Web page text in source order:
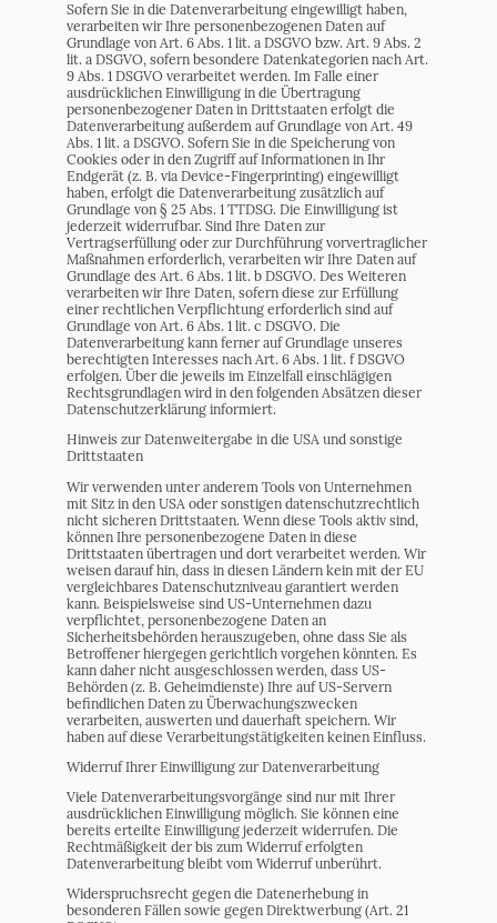
Sofern Sie in die Datenverarbeitung eingewilligt haben,
verarbeiten wir Ihre personenbezogenen Daten auf
Grundlage von Art. 6 Abs. 1 lit. a DSGVO bzw. Art. 9 Abs. 2
lit. a DSGVO, sofern besondere Datenkategorien nach Art.
9 Abs. 1 DSGVO verarbeitet werden. Im Falle einer
ausdrücklichen Einwilligung in die Übertragung
personenbezogener Daten in Drittstaaten erfolgt die
Datenverarbeitung außerdem auf Grundlage von Art. 49
Abs. 1 lit. a DSGVO. Sofern Sie in die Speicherung von
Cookies oder in den Zugriff auf Informationen in Ihr
Endgerät (z. B. via Device-Fingerprinting) eingewilligt
haben, erfolgt die Datenverarbeitung zusätzlich auf
Grundlage von § 25 Abs. 1 TTDSG. Die Einwilligung ist
jederzeit widerrufbar. Sind Ihre Daten zur
Vertragserfüllung oder zur Durchführung vorvertraglicher
Maßnahmen erforderlich, verarbeiten wir Ihre Daten auf
Grundlage des Art. 6 Abs. 1 lit. b DSGVO. Des Weiteren
verarbeiten wir Ihre Daten, sofern diese zur Erfüllung
einer rechtlichen Verpflichtung erforderlich sind auf
Grundlage von Art. 6 Abs. 1 lit. c DSGVO. Die
Datenverarbeitung kann ferner auf Grundlage unseres
berechtigten Interesses nach Art. 6 Abs. 1 lit. f DSGVO
erfolgen. Über die jeweils im Einzelfall einschlägigen
Rechtsgrundlagen wird in den folgenden Absätzen dieser
Datenschutzerklärung informiert.
Hinweis zur Datenweitergabe in die USA und sonstige
Drittstaaten
Wir verwenden unter anderem Tools von Unternehmen
mit Sitz in den USA oder sonstigen datenschutzrechtlich
nicht sicheren Drittstaaten. Wenn diese Tools aktiv sind,
können Ihre personenbezogene Daten in diese
Drittstaaten übertragen und dort verarbeitet werden. Wir
weisen darauf hin, dass in diesen Ländern kein mit der EU
vergleichbares Datenschutzniveau garantiert werden
kann. Beispielsweise sind US-Unternehmen dazu
verpflichtet, personenbezogene Daten an
Sicherheitsbehörden herauszugeben, ohne dass Sie als
Betroffener hiergegen gerichtlich vorgehen könnten. Es
kann daher nicht ausgeschlossen werden, dass US-
Behörden (z. B. Geheimdienste) Ihre auf US-Servern
befindlichen Daten zu Überwachungszwecken
verarbeiten, auswerten und dauerhaft speichern. Wir
haben auf diese Verarbeitungstätigkeiten keinen Einfluss.
Widerruf Ihrer Einwilligung zur Datenverarbeitung
Viele Datenverarbeitungsvorgänge sind nur mit Ihrer
ausdrücklichen Einwilligung möglich. Sie können eine
bereits erteilte Einwilligung jederzeit widerrufen. Die
Rechtmäßigkeit der bis zum Widerruf erfolgten
Datenverarbeitung bleibt vom Widerruf unberührt.
Widerspruchsrecht gegen die Datenerhebung in
besonderen Fällen sowie gegen Direktwerbung (Art. 21